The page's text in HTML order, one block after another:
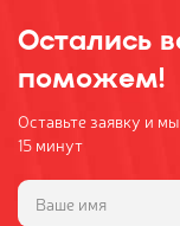
Остались
поможем!
Оставьте заявку и
15 минут